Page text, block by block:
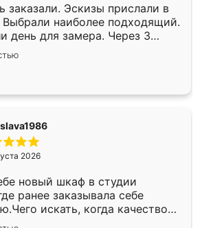
заказали. Эскизы прислали в
Выбрали наиболее подходящий.
день для замера. Через 3
была уже готова. Остались
Спасибо Ренессанс
работу!
2026
новый шкаф в студии
ранее заказывала себе
искать, когда качеством
Служит кухня уже почти